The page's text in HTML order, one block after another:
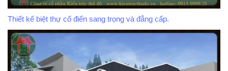
Thiết kế biệt thự cổ điển sang trọng và đẳng cấp.